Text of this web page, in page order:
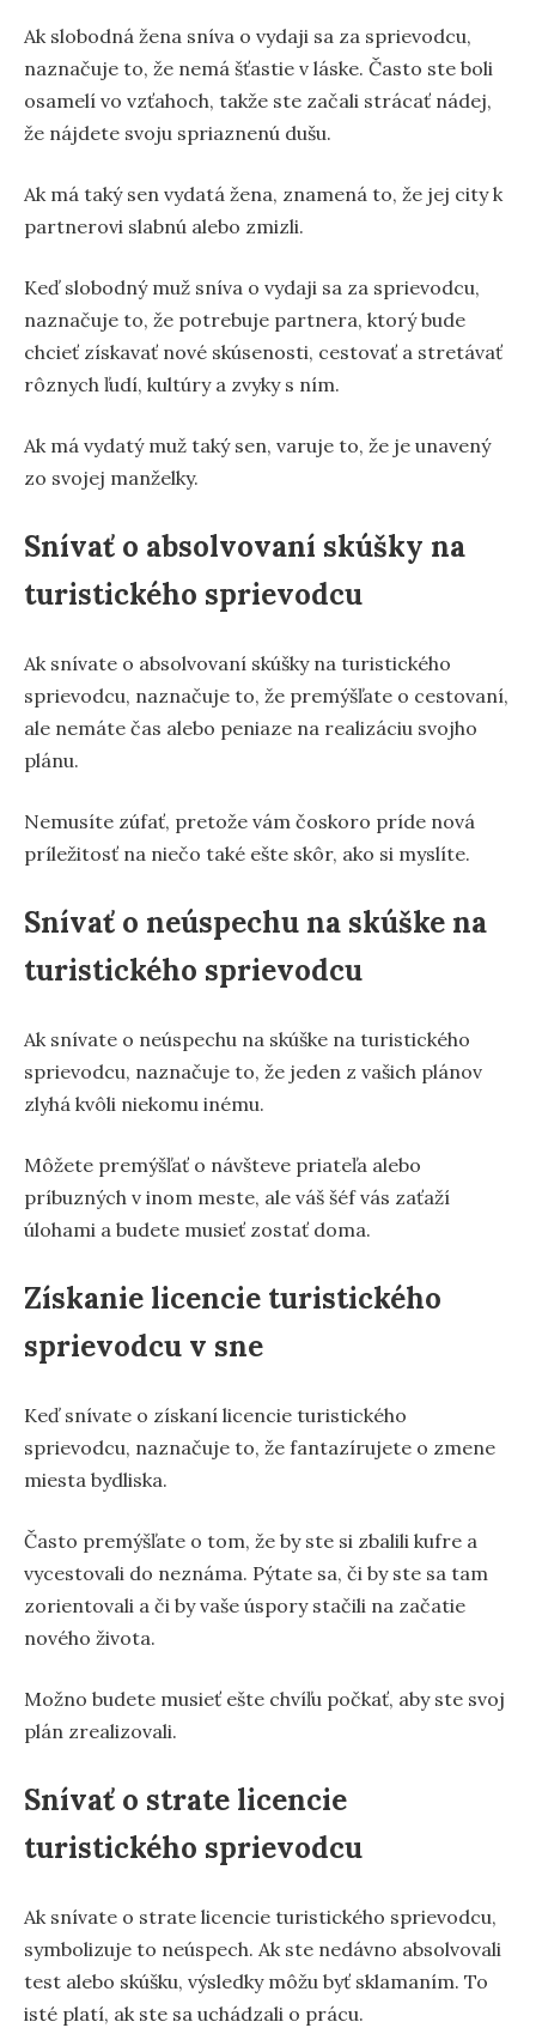
Ak slobodná žena sníva o vydaji sa za sprievodcu,
naznačuje to, že nemá šťastie v láske. Často ste boli
osamelí vo vzťahoch, takže ste začali strácať nádej,
že nájdete svoju spriaznenú dušu.
Ak má taký sen vydatá žena, znamená to, že jej city k
partnerovi slabnú alebo zmizli.
Keď slobodný muž sníva o vydaji sa za sprievodcu,
naznačuje to, že potrebuje partnera, ktorý bude
chcieť získavať nové skúsenosti, cestovať a stretávať
rôznych ľudí, kultúry a zvyky s ním.
Ak má vydatý muž taký sen, varuje to, že je unavený
zo svojej manželky.
Snívať o absolvovaní skúšky na
turistického sprievodcu
Ak snívate o absolvovaní skúšky na turistického
sprievodcu, naznačuje to, že premýšľate o cestovaní,
ale nemáte čas alebo peniaze na realizáciu svojho
plánu.
Nemusíte zúfať, pretože vám čoskoro príde nová
príležitosť na niečo také ešte skôr, ako si myslíte.
Snívať o neúspechu na skúške na
turistického sprievodcu
Ak snívate o neúspechu na skúške na turistického
sprievodcu, naznačuje to, že jeden z vašich plánov
zlyhá kvôli niekomu inému.
Môžete premýšľať o návšteve priateľa alebo
príbuzných v inom meste, ale váš šéf vás zaťaží
úlohami a budete musieť zostať doma.
Získanie licencie turistického
sprievodcu v sne
Keď snívate o získaní licencie turistického
sprievodcu, naznačuje to, že fantazírujete o zmene
miesta bydliska.
Často premýšľate o tom, že by ste si zbalili kufre a
vycestovali do neznáma. Pýtate sa, či by ste sa tam
zorientovali a či by vaše úspory stačili na začatie
nového života.
Možno budete musieť ešte chvíľu počkať, aby ste svoj
plán zrealizovali.
Snívať o strate licencie
turistického sprievodcu
Ak snívate o strate licencie turistického sprievodcu,
symbolizuje to neúspech. Ak ste nedávno absolvovali
test alebo skúšku, výsledky môžu byť sklamaním. To
isté platí, ak ste sa uchádzali o prácu.